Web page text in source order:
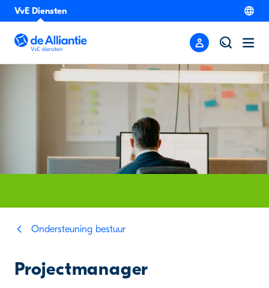
VvE Diensten
Ondersteuning bestuur
Projectmanager